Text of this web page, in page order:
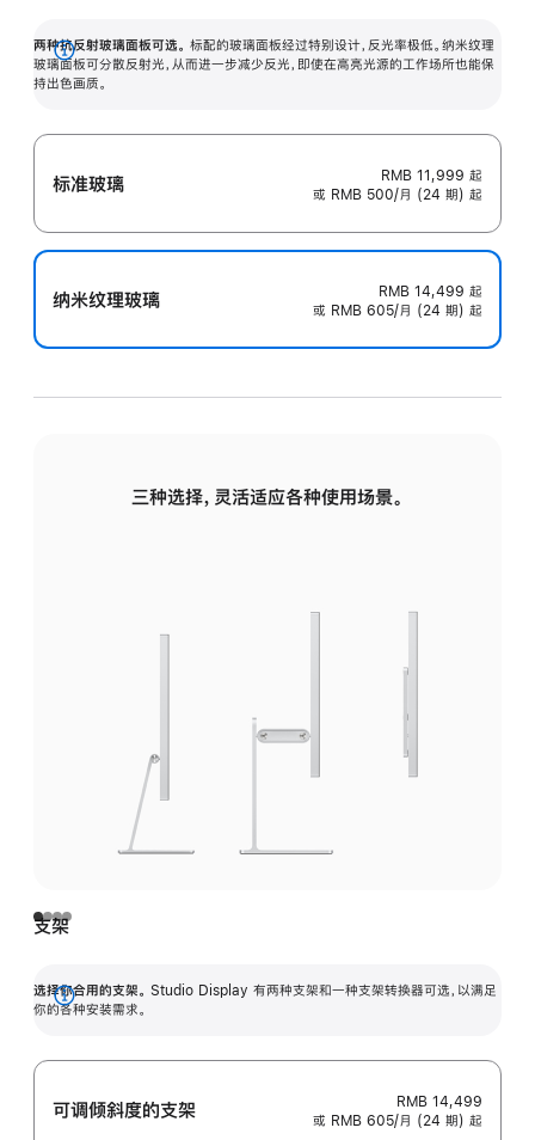
两种抗反射玻璃面板可选。 标配的玻璃面板经过特别设计，反光率极低。纳米纹理
玻璃面板可分散反射光，从而进一步减少反光，即使在高亮光源的工作场所也能保
持出色画质。
展
开
标准玻璃 RMB 11,999 起
或 RMB 500/月 (24 期) 起
纳米纹理玻璃 RMB 14,499 起
或 RMB 605/月 (24 期) 起
三种选择，灵活适应各种使用场景。
支架
选择你合用的支架。 Studio Display 有两种支架和一种支架转换器可选，以满足
你的各种安装需求。
展
可调倾斜度的支架
RMB 14,499
或 RMB 605/月 (24 期) 起